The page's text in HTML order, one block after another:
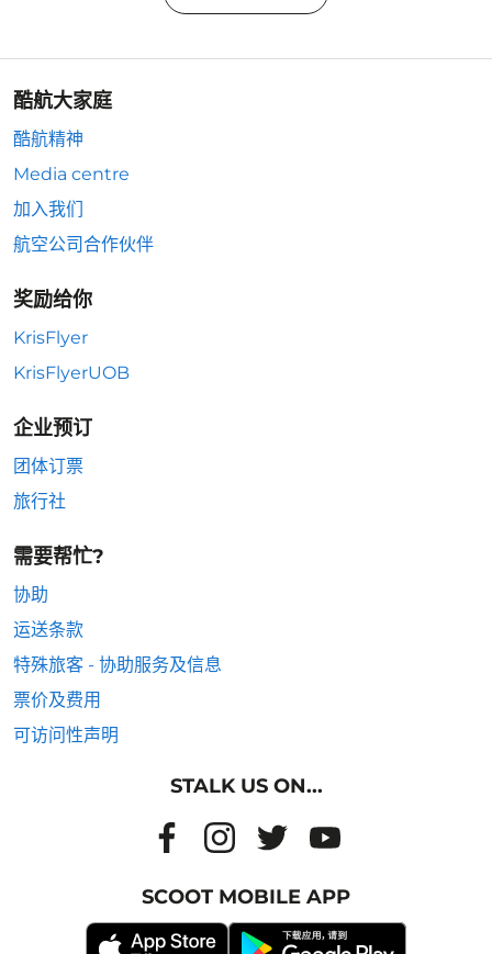
酷航大家庭
酷航精神
Media centre
加入我们
航空公司合作伙伴
奖励给你
KrisFlyer
KrisFlyerUOB
企业预订
团体订票
旅行社
需要帮忙?
协助
运送条款
特殊旅客 - 协助服务及信息
票价及费用
可访问性声明
STALK US ON...
SCOOT MOBILE APP